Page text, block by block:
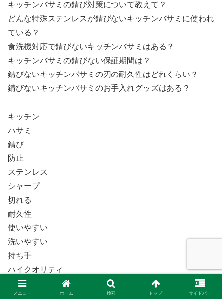
キッチンバサミの錆び対策について教えて？
どんな特殊ステンレスが錆びないキッチンバサミに使われ
ている？
食洗機対応で錆びないキッチンバサミはある？
キッチンバサミの錆びない保証期間は？
錆びないキッチンバサミの刃の耐久性はどれくらい？
錆びないキッチンバサミのお手入れグッズはある？
キッチン
ハサミ
錆び
防止
ステンレス
シャープ
切れる
耐久性
使いやすい
洗いやすい
持ち手
ハイクオリティ
センサー
調理
メニュー ホーム 検索 トップ サイドバー